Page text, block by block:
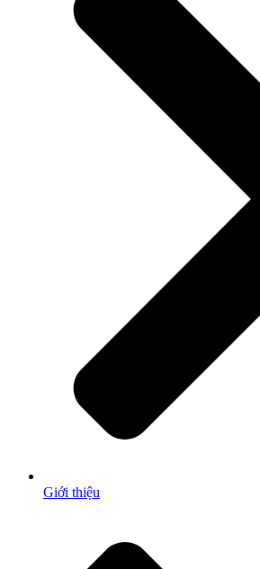
Giới thiệu